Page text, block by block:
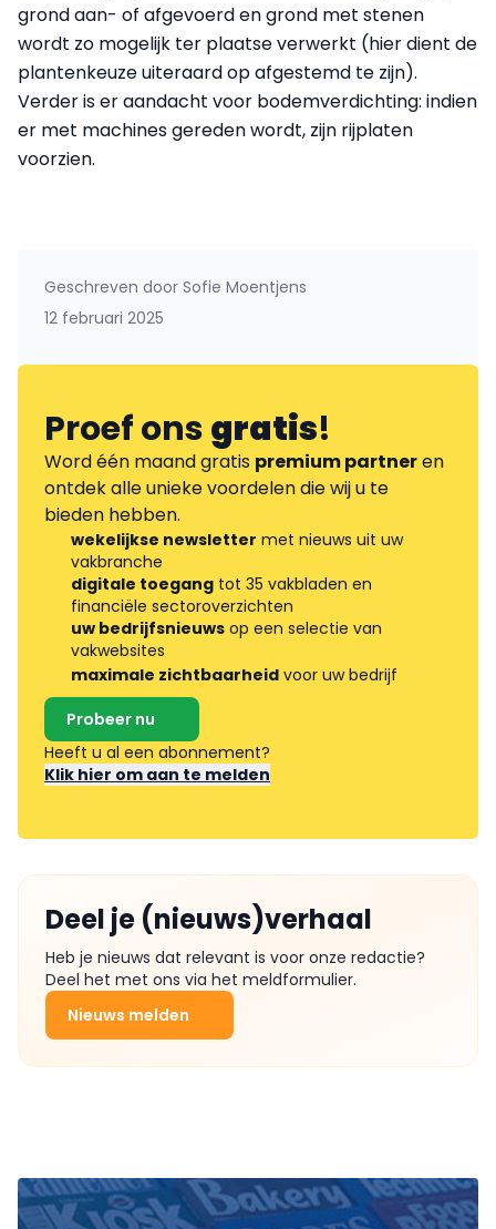
grond aan- of afgevoerd en grond met stenen
wordt zo mogelijk ter plaatse verwerkt (hier dient de
plantenkeuze uiteraard op afgestemd te zijn).
Verder is er aandacht voor bodemverdichting: indien
er met machines gereden wordt, zijn rijplaten
voorzien.
Geschreven door Sofie Moentjens
12 februari 2025
Proef onsgratis!
Word één maand gratis premium partneren
ontdek alle unieke voordelen die wij u te
bieden hebben.
wekelijkse newsletter met nieuws uit uw
vakbranche
digitale toegang tot 35 vakbladen en
financiële sectoroverzichten
uw bedrijfsnieuws op een selectie van
vakwebsites
maximale zichtbaarheid voor uw bedrijf
Probeer nu
Heeft u al een abonnement?
Klik hier om aan te melden
Deel je (nieuws)verhaal
Heb je nieuws dat relevant is voor onze redactie?
Deel het met ons via het meldformulier.
Nieuws melden